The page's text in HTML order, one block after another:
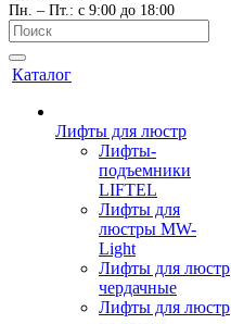
Пн. – Пт.: с 9:00 до 18:00
Каталог
Лифты для люстр
Лифты-
подъемники
LIFTEL
Лифты для
люстры MW-
Light
Лифты для люстр
чердачные
Лифты для люстр